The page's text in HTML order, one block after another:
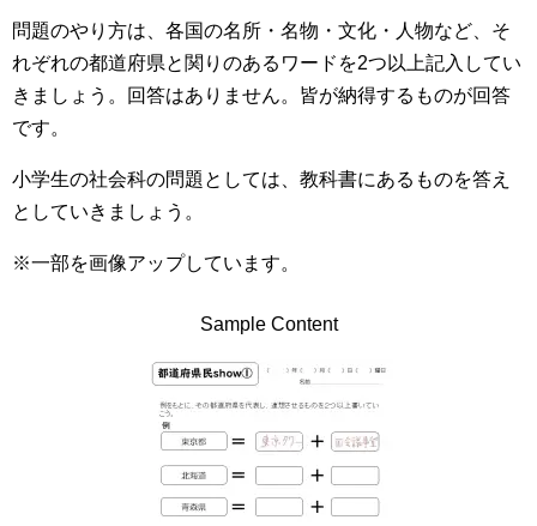
問題のやり方は、各国の名所・名物・文化・人物など、そ
れぞれの都道府県と関りのあるワードを2つ以上記入してい
きましょう。回答はありません。皆が納得するものが回答
です。
小学生の社会科の問題としては、教科書にあるものを答え
としていきましょう。
※一部を画像アップしています。
Sample Content